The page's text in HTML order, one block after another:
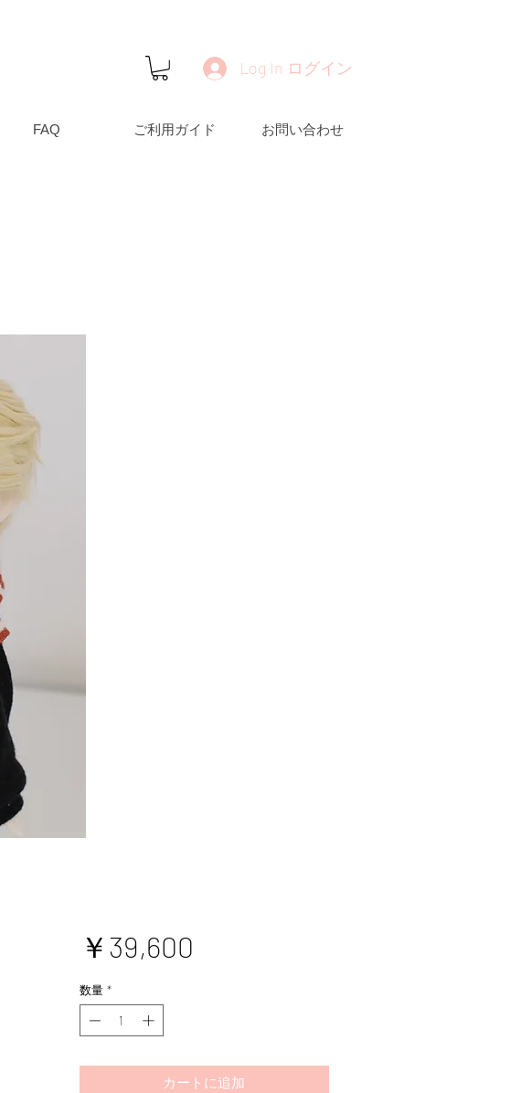
Log In ログイン
FAQ ご利用ガイド お問い合わせ
￥39,600
数量 *
カートに追加